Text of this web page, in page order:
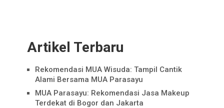
Artikel Terbaru
Rekomendasi MUA Wisuda: Tampil Cantik
Alami Bersama MUA Parasayu
MUA Parasayu: Rekomendasi Jasa Makeup
Terdekat di Bogor dan Jakarta